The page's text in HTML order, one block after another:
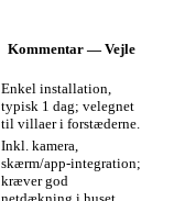
Kommentar — Vejle
Enkel installation,
typisk 1 dag; velegnet
til villaer i forstæderne.
Inkl. kamera,
skærm/app‑integration;
kræver god